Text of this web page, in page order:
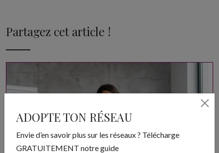
ADOPTE TON RÉSEAU
Envie d’en savoir plus sur les réseaux ? Télécharge
GRATUITEMENT notre guide
Partagez cet article !